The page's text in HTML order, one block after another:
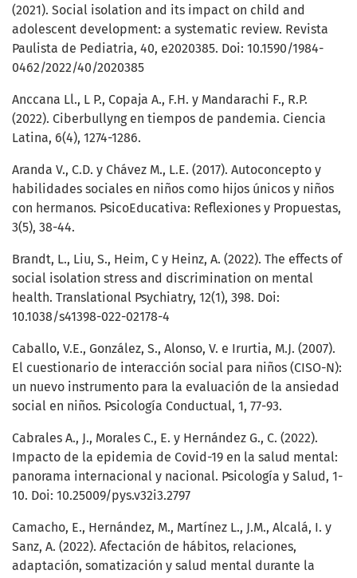
(2021). Social isolation and its impact on child and
adolescent development: a systematic review. Revista
Paulista de Pediatria, 40, e2020385. Doi: 10.1590/1984-
0462/2022/40/2020385
Anccana Ll., L P., Copaja A., F.H. y Mandarachi F., R.P.
(2022). Ciberbullyng en tiempos de pandemia. Ciencia
Latina, 6(4), 1274-1286.
Aranda V., C.D. y Chávez M., L.E. (2017). Autoconcepto y
habilidades sociales en niños como hijos únicos y niños
con hermanos. PsicoEducativa: Reflexiones y Propuestas,
3(5), 38-44.
Brandt, L., Liu, S., Heim, C y Heinz, A. (2022). The effects of
social isolation stress and discrimination on mental
health. Translational Psychiatry, 12(1), 398. Doi:
10.1038/s41398-022-02178-4
Caballo, V.E., González, S., Alonso, V. e Irurtia, M.J. (2007).
El cuestionario de interacción social para niños (CISO-N):
un nuevo instrumento para la evaluación de la ansiedad
social en niños. Psicología Conductual, 1, 77-93.
Cabrales A., J., Morales C., E. y Hernández G., C. (2022).
Impacto de la epidemia de Covid-19 en la salud mental:
panorama internacional y nacional. Psicología y Salud, 1-
10. Doi: 10.25009/pys.v32i3.2797
Camacho, E., Hernández, M., Martínez L., J.M., Alcalá, I. y
Sanz, A. (2022). Afectación de hábitos, relaciones,
adaptación, somatización y salud mental durante la